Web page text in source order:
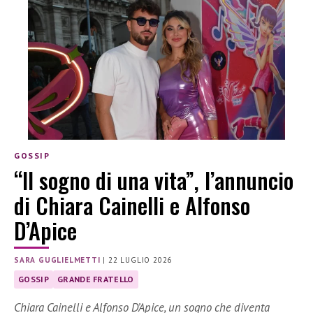
GOSSIP
“Il sogno di una vita”, l’annuncio
di Chiara Cainelli e Alfonso
D’Apice
SARA GUGLIELMETTI |22 LUGLIO 2026
GOSSIP GRANDE FRATELLO
Chiara Cainelli e Alfonso D’Apice, un sogno che diventa